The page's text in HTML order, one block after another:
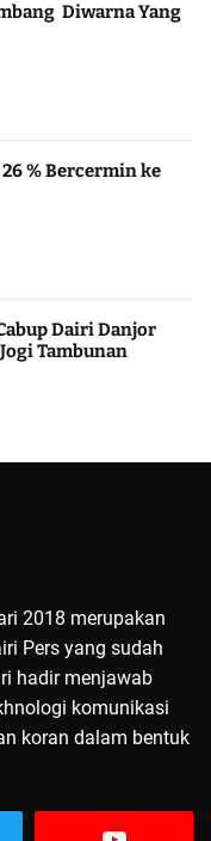
Diwarna Yang
% Bercermin ke
Dairi Danjor
Tambunan
2018 merupakan
Pers yang sudah
hadir menjawab
komunikasi
koran dalam bentuk